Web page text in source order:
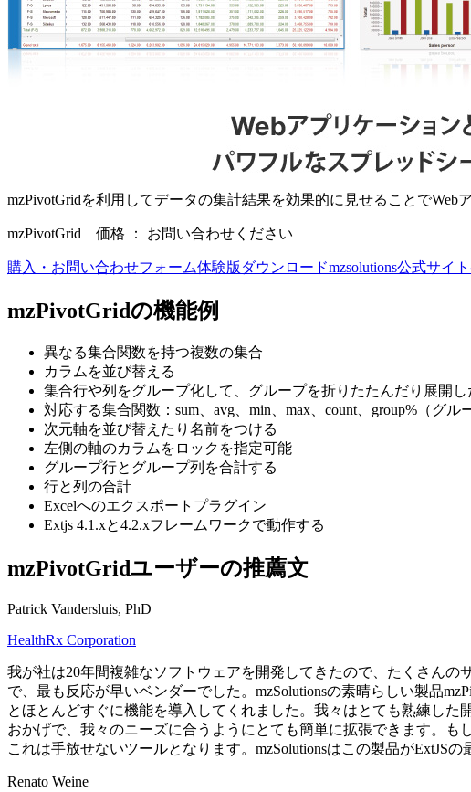
mzPivotGridを利用してデータの集計結果を効果的に見せることでWeb
mzPivotGrid 価格 ： お問い合わせください
購入・お問い合わせフォーム体験版ダウンロードmzsolutions公式サイ
mzPivotGridの機能例
異なる集合関数を持つ複数の集合
カラムを並び替える
集合行や列をグループ化して、グループを折りたたんだり展開し
対応する集合関数：sum、avg、min、max、count、group%（グル
次元軸を並び替えたり名前をつける
左側の軸のカラムをロックを指定可能
グループ行とグループ列を合計する
行と列の合計
Excelへのエクスポートプラグイン
Extjs 4.1.xと4.2.xフレームワークで動作する
mzPivotGridユーザーの推薦文
Patrick Vandersluis, PhD
HealthRx Corporation
我が社は20年間複雑なソフトウェアを開発してきたので、たくさんの
で、最も反応が早いベンダーでした。mzSolutionsの素晴らしい製品
とほとんどすぐに機能を導入してくれました。我々はとても熟練し
おかげで、我々のニーズに合うようにとても簡単に拡張できます。も
これは手放せないツールとなります。mzSolutionsはこの製品がExtJS
Renato Weine